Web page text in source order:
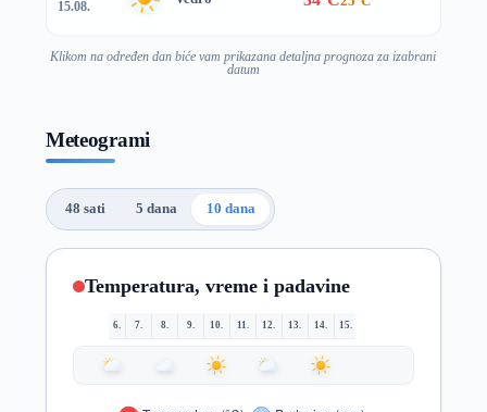
15.08.
Klikom na određen dan biće vam prikazana detaljna prognoza za izabrani
datum
Meteogrami
48 sati 5 dana 10 dana
Temperatura, vreme i padavine
6. 7. 8. 9. 10. 11. 12. 13. 14. 15.